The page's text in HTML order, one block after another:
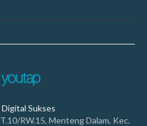
Sukses
RW.15, Menteng Dalam, Kec.